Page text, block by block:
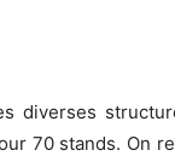
diverses
70 stands. On